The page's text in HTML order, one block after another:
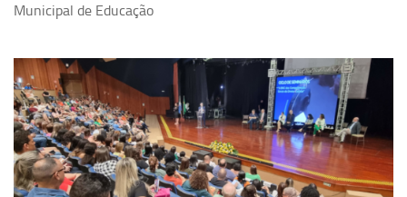
Municipal de Educação